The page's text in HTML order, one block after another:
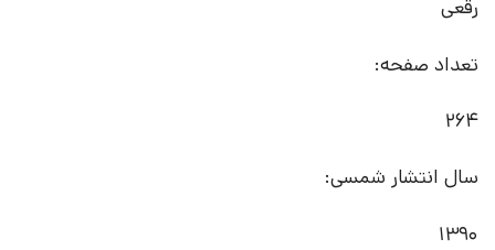
رقعی
تعداد صفحه:
264
سال انتشار شمسی:
1390